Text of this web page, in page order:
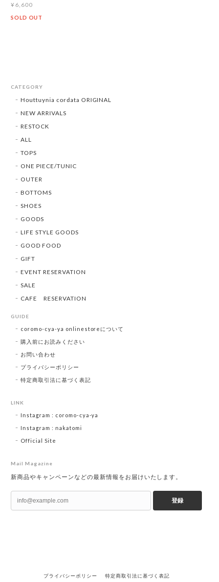
¥6,600
SOLD OUT
CATEGORY
Houttuynia cordata ORIGINAL
NEW ARRIVALS
RESTOCK
ALL
TOPS
ONE PIECE/TUNIC
OUTER
BOTTOMS
SHOES
GOODS
LIFE STYLE GOODS
GOOD FOOD
GIFT
EVENT RESERVATION
SALE
CAFE RESERVATION
GUIDE
coromo-cya-ya onlinestoreについて
購入前にお読みください
お問い合わせ
プライバシーポリシー
特定商取引法に基づく表記
LINK
Instagram : coromo-cya-ya
Instagram : nakatomi
Official Site
Mail Magazine
新商品やキャンペーンなどの最新情報をお届けいたします。
登録
プライバシーポリシー 特定商取引法に基づく表記